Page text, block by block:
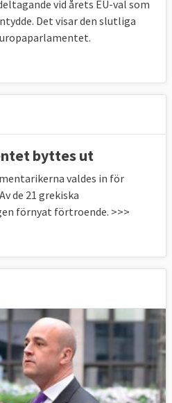
vid årets EU-val som
Det visar den slutliga
byttes ut
valdes in för
de 21 grekiska
förnyat förtroende. >>>